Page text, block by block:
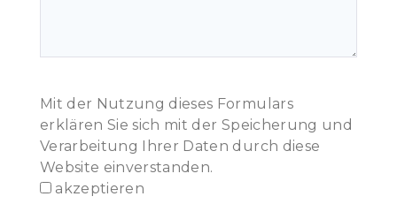
i
t
t
e
l
Mit der Nutzung dieses Formulars
erklären Sie sich mit der Speicherung und
Verarbeitung Ihrer Daten durch diese
Website einverstanden.
akzeptieren